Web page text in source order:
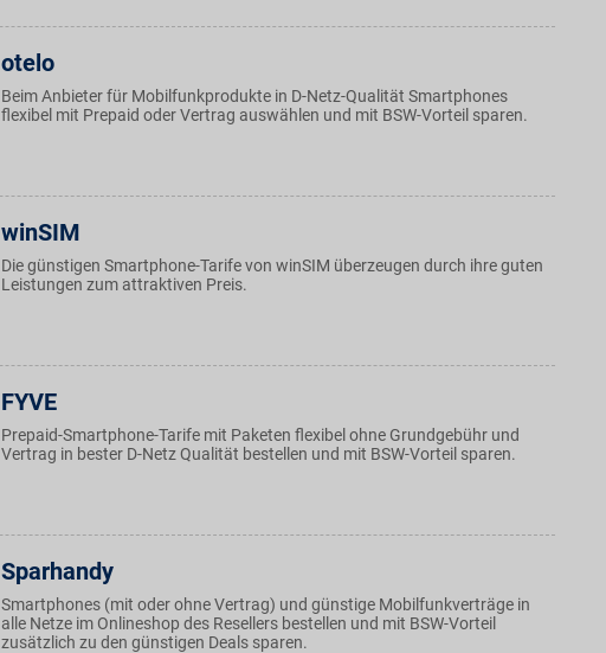
otelo
Beim Anbieter für Mobilfunkprodukte in D-Netz-Qualität Smartphones
flexibel mit Prepaid oder Vertrag auswählen und mit BSW-Vorteil sparen.
winSIM
Die günstigen Smartphone-Tarife von winSIM überzeugen durch ihre guten
Leistungen zum attraktiven Preis.
FYVE
Prepaid-Smartphone-Tarife mit Paketen flexibel ohne Grundgebühr und
Vertrag in bester D-Netz Qualität bestellen und mit BSW-Vorteil sparen.
Sparhandy
Smartphones (mit oder ohne Vertrag) und günstige Mobilfunkverträge in
alle Netze im Onlineshop des Resellers bestellen und mit BSW-Vorteil
zusätzlich zu den günstigen Deals sparen.